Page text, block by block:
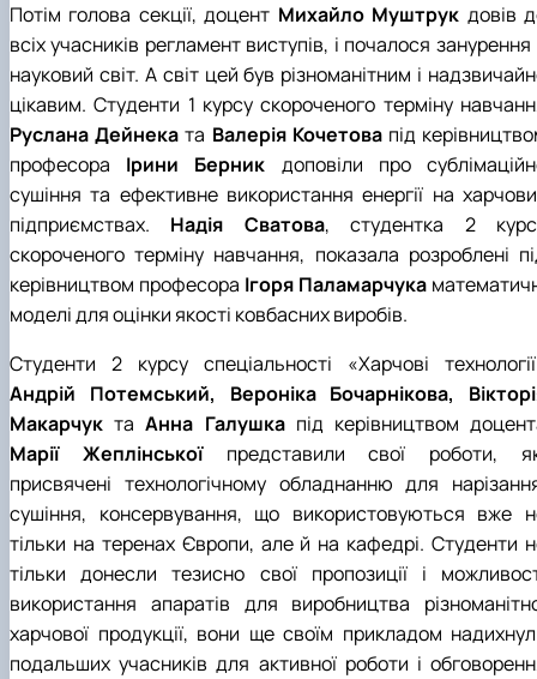
Потім голова секції, доцент Михайло Муштрук довів
всіх учасників регламент виступів, і почалося занурення
науковий світ. А світ цей був різноманітним і
цікавим. Студенти 1 курсу скороченого терміну
Руслана Дейнека та Валерія Кочетовапід
професора Ірини Берник доповіли про
сушіння та ефективне використання енергії на
підприємствах. Надія Сватова, студентка 2
скороченого терміну навчання, показала розроблені
керівництвом професора Ігоря Паламарчука
моделі для оцінки якості ковбасних виробів.
Студенти 2 курсу спеціальності «Харчові
Андрій Потемський, Вероніка Бочарнікова,
Макарчук таАнна Галушкапід керівництвом
Марії Жеплінськоїпредставили свої роботи,
присвячені технологічному обладнанню для
сушіння, консервування, що використовуються вже
тільки на теренах Європи, але й на кафедрі. Студенти
тільки донесли тезисно свої пропозиції і
використання апаратів для виробництва
харчової продукції, вони ще своїм прикладом
подальших учасників для активної роботи і